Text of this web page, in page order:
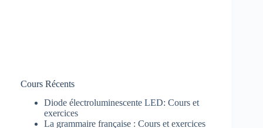
Cours Récents
Diode électroluminescente LED: Cours et
exercices
La grammaire française : Cours et exercices